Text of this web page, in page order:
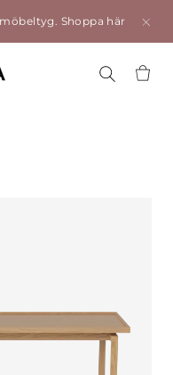
Shoppa här